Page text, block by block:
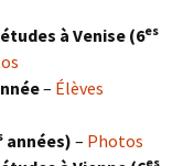
à Venise (6es
– Élèves
années) – Photos
es